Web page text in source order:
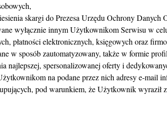
skargi do Prezesa Urzędu Ochrony Danych
wyłącznie innym Użytkownikom Serwisu w
płatności elektronicznych, księgowych oraz
w sposób zautomatyzowany, także w formie
najlepszej, spersonalizowanej oferty i
na podane przez nich adresy e-mail
pod warunkiem, że Użytkownik